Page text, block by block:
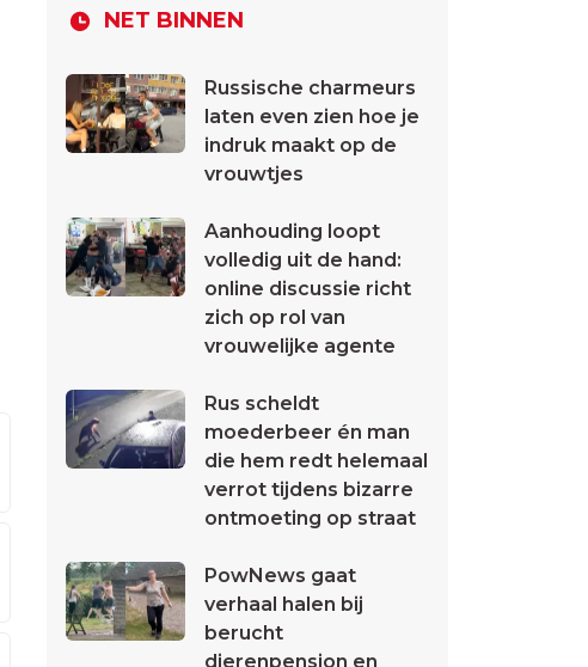
NET BINNEN
Russische charmeurs
laten even zien hoe je
indruk maakt op de
vrouwtjes
Aanhouding loopt
volledig uit de hand:
online discussie richt
zich op rol van
vrouwelijke agente
Rus scheldt
moederbeer én man
die hem redt helemaal
verrot tijdens bizarre
ontmoeting op straat
PowNews gaat
verhaal halen bij
berucht
dierenpension en